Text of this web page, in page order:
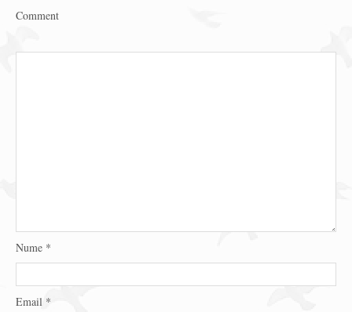
Comment
Nume *
Email *